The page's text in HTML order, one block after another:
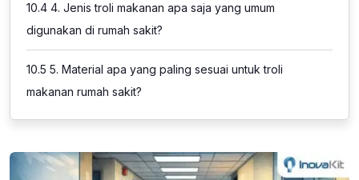
10.4 4. Jenis troli makanan apa saja yang umum
digunakan di rumah sakit?
10.5 5. Material apa yang paling sesuai untuk troli
makanan rumah sakit?